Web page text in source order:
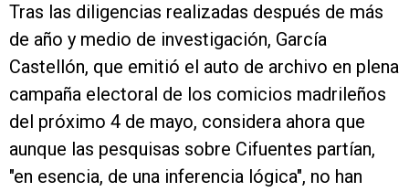
Tras las diligencias realizadas después de más
de año y medio de investigación, García
Castellón, que emitió el auto de archivo en plena
campaña electoral de los comicios madrileños
del próximo 4 de mayo, considera ahora que
aunque las pesquisas sobre Cifuentes partían,
"en esencia, de una inferencia lógica", no han